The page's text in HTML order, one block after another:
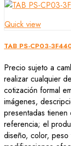
Quick view
TAB PS-CP03-
Precio sujeto a
realizar cualquier
cotización formal
imágenes,
presentadas tienen
referencia; el
diseño, color,